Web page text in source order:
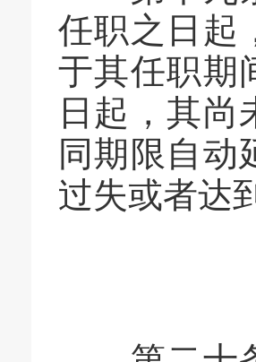
任职之日起
于其任职期
日起，其
同期限自动
过失或者达